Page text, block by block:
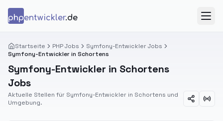
phpentwickler.de
Startseite PHP Jobs
Symfony-Entwickler Jobs
Symfony-Entwickler in Schortens
Symfony-Entwickler in Schortens
Jobs
Aktuelle Stellen für Symfony-Entwickler in Schortens und
Umgebung.